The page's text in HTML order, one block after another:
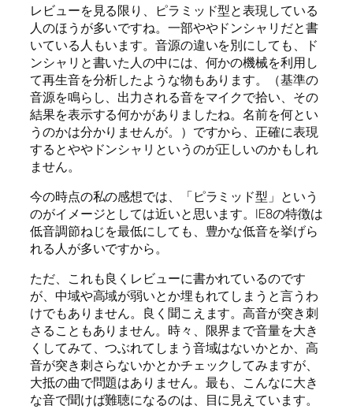
レビューを見る限り、ピラミッド型と表現している
人のほうが多いですね。一部ややドンシャリだと書
いている人もいます。音源の違いを別にしても、ド
ンシャリと書いた人の中には、何かの機械を利用し
て再生音を分析したような物もあります。（基準の
音源を鳴らし、出力される音をマイクで拾い、その
結果を表示する何かがありましたね。名前を何とい
うのかは分かりませんが。）ですから、正確に表現
するとややドンシャリというのが正しいのかもしれ
ません。
今の時点の私の感想では、「ピラミッド型」という
のがイメージとしては近いと思います。IE8の特徴は
低音調節ねじを最低にしても、豊かな低音を挙げら
れる人が多いですから。
ただ、これも良くレビューに書かれているのです
が、中域や高域が弱いとか埋もれてしまうと言うわ
けでもありません。良く聞こえます。高音が突き刺
さることもありません。時々、限界まで音量を大き
くしてみて、つぶれてしまう音域はないかとか、高
音が突き刺さらないかとかチェックしてみますが、
大抵の曲で問題はありません。最も、こんなに大き
な音で聞けば難聴になるのは、目に見えています。